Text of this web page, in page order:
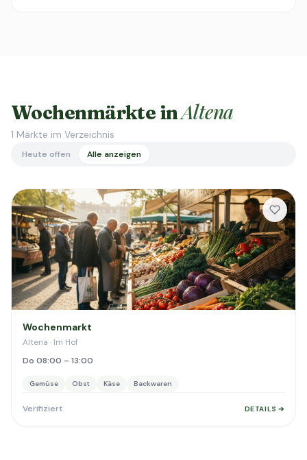
Wochenmärkte inAltena
1 Märkte im Verzeichnis
Heute offen Alle anzeigen
Wochenmarkt
Altena · Im Hof
Do 08:00 – 13:00
Gemüse Obst Käse Backwaren
Verifiziert DETAILS ➔